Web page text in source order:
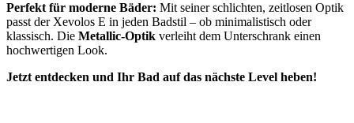
Perfekt für moderne Bäder: Mit seiner schlichten, zeitlosen Optik
passt der Xevolos E in jeden Badstil – ob minimalistisch oder
klassisch. Die Metallic-Optik verleiht dem Unterschrank einen
hochwertigen Look.
Jetzt entdecken und Ihr Bad auf das nächste Level heben!